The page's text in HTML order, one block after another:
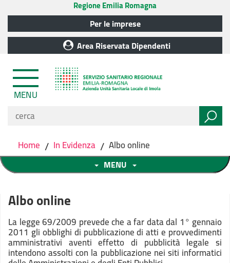
Regione Emilia Romagna
Per le imprese
Area Riservata Dipendenti
MENU
Home / In Evidenza / Albo online
MENU
Albo online
La legge 69/2009 prevede che a far data dal 1° gennaio
2011 gli obblighi di pubblicazione di atti e provvedimenti
amministrativi aventi effetto di pubblicità legale si
intendono assolti con la pubblicazione nei siti informatici